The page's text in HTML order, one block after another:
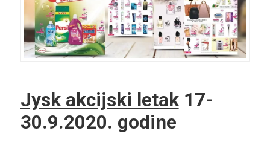
Jysk akcijski letak 17-
30.9.2020. godine